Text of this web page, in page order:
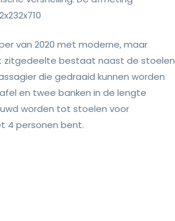
van 2020 met moderne, maar
zitgedeelte bestaat naast de stoelen
die gedraaid kunnen worden
en twee banken in de lengte
worden tot stoelen voor
4 personen bent.